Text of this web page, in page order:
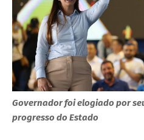
Governador foi elogiado por
progresso do Estado